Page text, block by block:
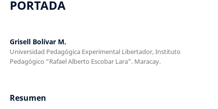
PORTADA
Grisell Bolívar M.
Universidad Pedagógica Experimental Libertador, Instituto
Pedagógico “Rafael Alberto Escobar Lara”. Maracay.
Resumen